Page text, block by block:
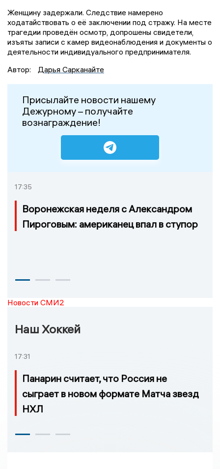
Женщину задержали. Следствие намерено
ходатайствовать о её заключении под стражу. На месте
трагедии проведён осмотр, допрошены свидетели,
изъяты записи с камер видеонаблюдения и документы о
деятельности индивидуального предпринимателя.
Автор:
Дарья Сарканайте
Присылайте новости нашему
Дежурному – получайте
вознаграждение!
17:35
Воронежская неделя с Александром
Пироговым: американец впал в ступор
Новости СМИ2
Наш Хоккей
17:31
Панарин считает, что Россия не
сыграет в новом формате Матча звезд
НХЛ